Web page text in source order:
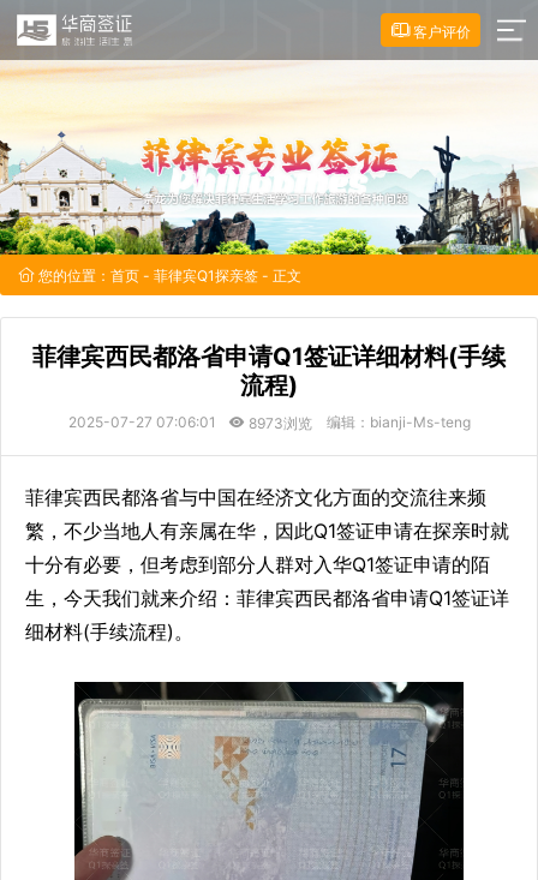
客户评价
您的位置： 首页 - 菲律宾Q1探亲签 - 正文
菲律宾西民都洛省申请Q1签证详细材料(手续
流程)
2025-07-27 07:06:01 8973浏览 编辑：bianji-Ms-teng
菲律宾西民都洛省与中国在经济文化方面的交流往来频
繁，不少当地人有亲属在华，因此Q1签证申请在探亲时就
十分有必要，但考虑到部分人群对入华Q1签证申请的陌
生，今天我们就来介绍：菲律宾西民都洛省申请Q1签证详
细材料(手续流程)。